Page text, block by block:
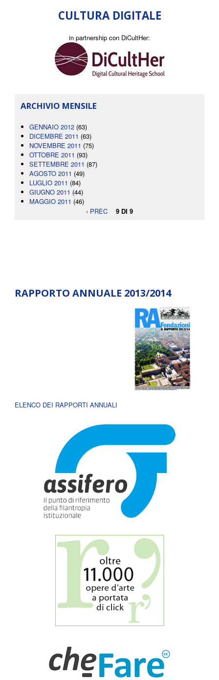
CULTURA DIGITALE
in partnership con DiCultHer:
ARCHIVIO MENSILE
GENNAIO 2012 (63)
DICEMBRE 2011 (63)
NOVEMBRE 2011 (75)
OTTOBRE 2011 (93)
SETTEMBRE 2011 (87)
AGOSTO 2011 (49)
LUGLIO 2011 (84)
GIUGNO 2011 (44)
MAGGIO 2011 (46)
‹ PREC
9 DI 9
RAPPORTO ANNUALE 2013/2014
ELENCO DEI RAPPORTI ANNUALI